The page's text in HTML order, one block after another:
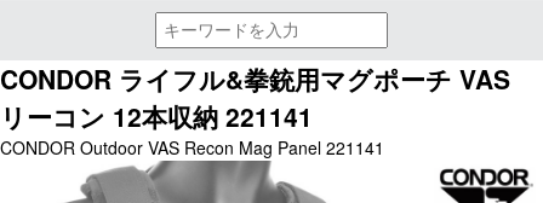
CONDOR ライフル&拳銃用マグポーチ VAS
リーコン 12本収納 221141
CONDOR Outdoor VAS Recon Mag Panel 221141